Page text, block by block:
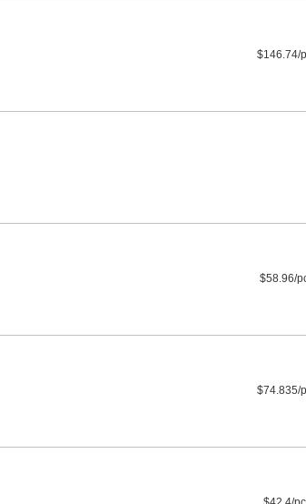
$146.74/
$58.96/
$74.835/